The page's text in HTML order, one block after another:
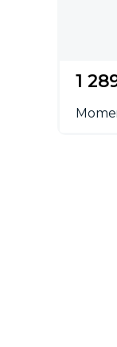
1